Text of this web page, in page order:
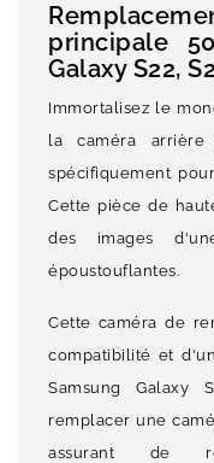
principale
Galaxy S22,
Immortalisez le
la caméra
spécifiquement
Cette pièce de
des images
époustouflantes.
Cette caméra de
compatibilité et
Samsung Galaxy
remplacer une
assurant de